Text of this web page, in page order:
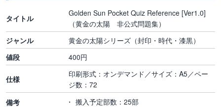
タイトル
Golden Sun Pocket Quiz Reference [Ver1.0]
（黄金の太陽 非公式問題集）
ジャンル
黄金の太陽シリーズ（封印・時代・漆黒）
値段
400円
仕様
印刷形式：オンデマンド／サイズ：A5／ペー
ジ数：72
備考
搬入予定部数：25部